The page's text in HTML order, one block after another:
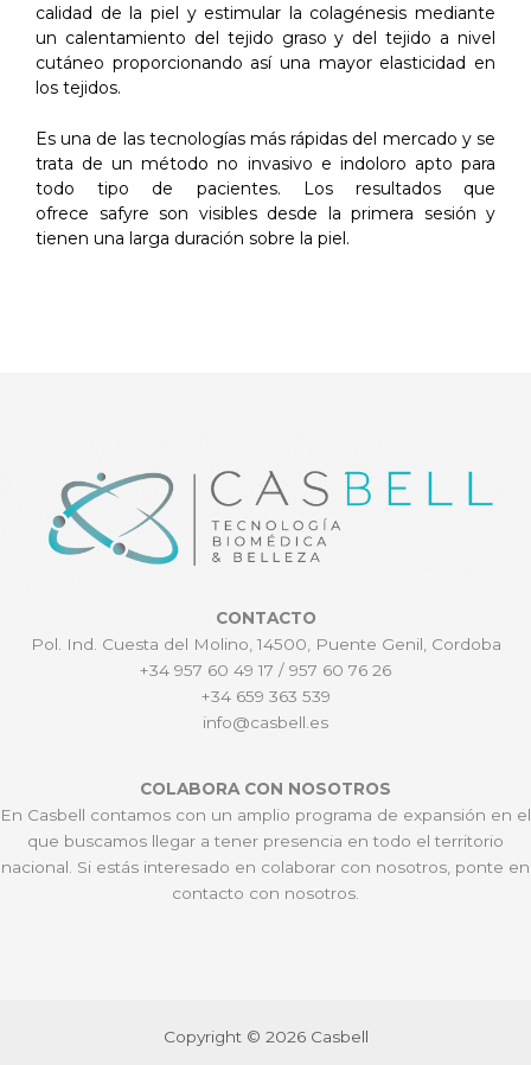
calidad de la piel y estimular la colagénesis mediante
un calentamiento del tejido graso y del tejido a nivel
cutáneo proporcionando así una mayor elasticidad en
los tejidos.
Es una de las tecnologías más rápidas del mercado y se
trata de un método no invasivo e indoloro apto para
todo tipo de pacientes. Los resultados que
ofrece safyre son visibles desde la primera sesión y
tienen una larga duración sobre la piel.
CONTACTO
Pol. Ind. Cuesta del Molino, 14500, Puente Genil, Cordoba
+34 957 60 49 17 / 957 60 76 26
+34 659 363 539
info@casbell.es
COLABORA CON NOSOTROS
En Casbell contamos con un amplio programa de expansión en el
que buscamos llegar a tener presencia en todo el territorio
nacional. Si estás interesado en colaborar con nosotros, ponte en
contacto con nosotros.
Copyright © 2026 Casbell